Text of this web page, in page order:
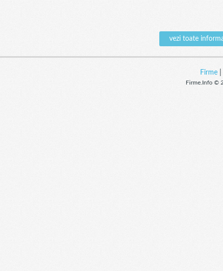
vezi toate
Firme|
Firme.Info ©